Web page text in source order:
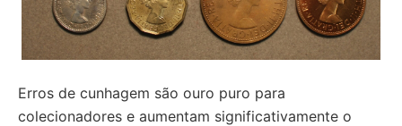
Erros de cunhagem são ouro puro para
colecionadores e aumentam significativamente o